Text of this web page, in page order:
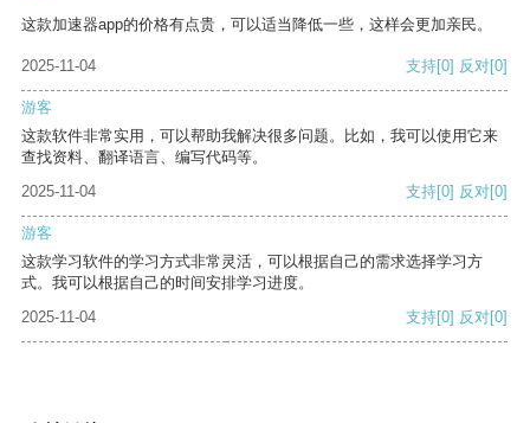
这款加速器app的价格有点贵，可以适当降低一些，这样会更加亲民。
2025-11-04 支持[0] 反对[0]
游客
这款软件非常实用，可以帮助我解决很多问题。比如，我可以使用它来
查找资料、翻译语言、编写代码等。
2025-11-04
支持[0] 反对[0]
游客
这款学习软件的学习方式非常灵活，可以根据自己的需求选择学习方
式。我可以根据自己的时间安排学习进度。
2025-11-04
支持[0] 反对[0]